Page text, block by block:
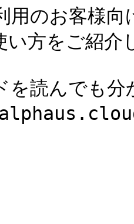
のお客様向
い方をご紹介
を読んでも